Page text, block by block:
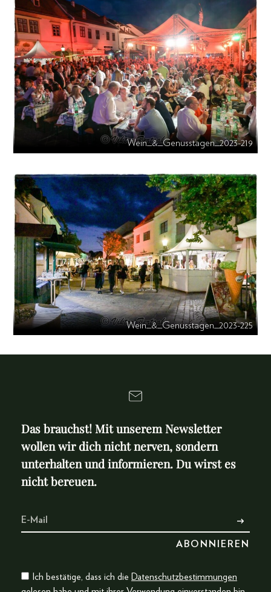
Wein_&_Genusstagen_2023-219
Wein_&_Genusstagen_2023-225
Das brauchst! Mit unserem Newsletter
wollen wir dich nicht nerven, sondern
unterhalten und informieren. Du wirst es
nicht bereuen.
Ich bestätige, dass ich die Datenschutzbestimmungen